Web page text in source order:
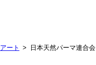
アート 日本天然パーマ連合会